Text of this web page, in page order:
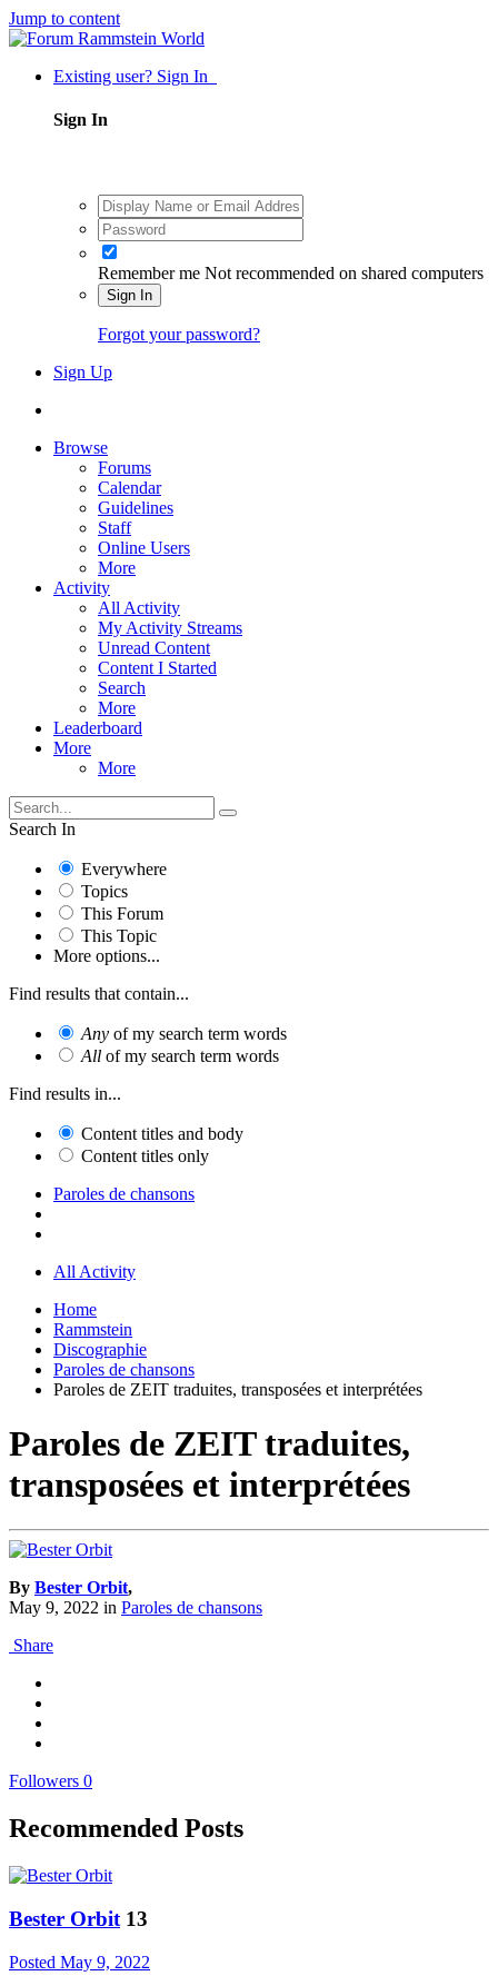
Jump to content
Existing user? Sign In
Sign In
Remember me Not recommended on shared computers
Sign In
Forgot your password?
Sign Up
Browse
Forums
Calendar
Guidelines
Staff
Online Users
More
Activity
All Activity
My Activity Streams
Unread Content
Content I Started
Search
More
Leaderboard
More
More
Search In
Everywhere
Topics
This Forum
This Topic
More options...
Find results that contain...
Any of my search term words
All of my search term words
Find results in...
Content titles and body
Content titles only
Paroles de chansons
All Activity
Home
Rammstein
Discographie
Paroles de chansons
Paroles de ZEIT traduites, transposées et interprétées
Paroles de ZEIT traduites,
transposées et interprétées
By Bester Orbit,
May 9, 2022 in Paroles de chansons
Share
Followers 0
Recommended Posts
Bester Orbit 13
Posted May 9, 2022